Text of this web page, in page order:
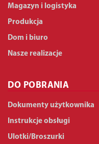
Magazyn i logistyka
Produkcja
Dom i biuro
Nasze realizacje
DO POBRANIA
Dokumenty użytkownika
Instrukcje obsługi
Ulotki/Broszurki